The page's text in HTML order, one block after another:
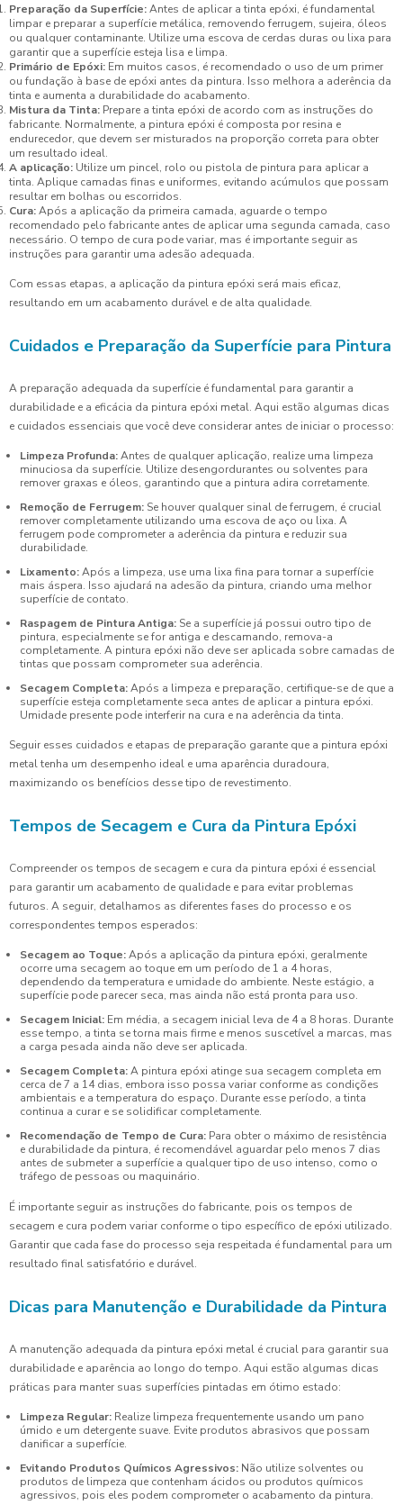
Preparação da Superfície:Antes de aplicar a tinta epóxi, é fundamental
limpar e preparar a superfície metálica, removendo ferrugem, sujeira, óleos
ou qualquer contaminante. Utilize uma escova de cerdas duras ou lixa para
garantir que a superfície esteja lisa e limpa.
Primário de Epóxi: Em muitos casos, é recomendado o uso de um primer
ou fundação à base de epóxi antes da pintura. Isso melhora a aderência da
tinta e aumenta a durabilidade do acabamento.
Mistura da Tinta: Prepare a tinta epóxi de acordo com as instruções do
fabricante. Normalmente, a pintura epóxi é composta por resina e
endurecedor, que devem ser misturados na proporção correta para obter
um resultado ideal.
A aplicação: Utilize um pincel, rolo ou pistola de pintura para aplicar a
tinta. Aplique camadas finas e uniformes, evitando acúmulos que possam
resultar em bolhas ou escorridos.
Cura:Após a aplicação da primeira camada, aguarde o tempo
recomendado pelo fabricante antes de aplicar uma segunda camada, caso
necessário. O tempo de cura pode variar, mas é importante seguir as
instruções para garantir uma adesão adequada.
Com essas etapas, a aplicação da pintura epóxi será mais eficaz,
resultando em um acabamento durável e de alta qualidade.
Cuidados e Preparação da Superfície para Pintura
A preparação adequada da superfície é fundamental para garantir a
durabilidade e a eficácia da pintura epóxi metal. Aqui estão algumas dicas
e cuidados essenciais que você deve considerar antes de iniciar o processo:
Limpeza Profunda:Antes de qualquer aplicação, realize uma limpeza
minuciosa da superfície. Utilize desengordurantes ou solventes para
remover graxas e óleos, garantindo que a pintura adira corretamente.
Remoção de Ferrugem: Se houver qualquer sinal de ferrugem, é crucial
remover completamente utilizando uma escova de aço ou lixa. A
ferrugem pode comprometer a aderência da pintura e reduzir sua
durabilidade.
Lixamento:Após a limpeza, use uma lixa fina para tornar a superfície
mais áspera. Isso ajudará na adesão da pintura, criando uma melhor
superfície de contato.
Raspagem de Pintura Antiga: Se a superfície já possui outro tipo de
pintura, especialmente se for antiga e descamando, remova-a
completamente. A pintura epóxi não deve ser aplicada sobre camadas de
tintas que possam comprometer sua aderência.
Secagem Completa:Após a limpeza e preparação, certifique-se de que a
superfície esteja completamente seca antes de aplicar a pintura epóxi.
Umidade presente pode interferir na cura e na aderência da tinta.
Seguir esses cuidados e etapas de preparação garante que a pintura epóxi
metal tenha um desempenho ideal e uma aparência duradoura,
maximizando os benefícios desse tipo de revestimento.
Tempos de Secagem e Cura da Pintura Epóxi
Compreender os tempos de secagem e cura da pintura epóxi é essencial
para garantir um acabamento de qualidade e para evitar problemas
futuros. A seguir, detalhamos as diferentes fases do processo e os
correspondentes tempos esperados:
Secagem ao Toque:Após a aplicação da pintura epóxi, geralmente
ocorre uma secagem ao toque em um período de 1 a 4 horas,
dependendo da temperatura e umidade do ambiente. Neste estágio, a
superfície pode parecer seca, mas ainda não está pronta para uso.
Secagem Inicial: Em média, a secagem inicial leva de 4 a 8 horas. Durante
esse tempo, a tinta se torna mais firme e menos suscetível a marcas, mas
a carga pesada ainda não deve ser aplicada.
Secagem Completa:A pintura epóxi atinge sua secagem completa em
cerca de 7 a 14 dias, embora isso possa variar conforme as condições
ambientais e a temperatura do espaço. Durante esse período, a tinta
continua a curar e se solidificar completamente.
Recomendação de Tempo de Cura: Para obter o máximo de resistência
e durabilidade da pintura, é recomendável aguardar pelo menos 7 dias
antes de submeter a superfície a qualquer tipo de uso intenso, como o
tráfego de pessoas ou maquinário.
É importante seguir as instruções do fabricante, pois os tempos de
secagem e cura podem variar conforme o tipo específico de epóxi utilizado.
Garantir que cada fase do processo seja respeitada é fundamental para um
resultado final satisfatório e durável.
Dicas para Manutenção e Durabilidade da Pintura
A manutenção adequada da pintura epóxi metal é crucial para garantir sua
durabilidade e aparência ao longo do tempo. Aqui estão algumas dicas
práticas para manter suas superfícies pintadas em ótimo estado:
Limpeza Regular: Realize limpeza frequentemente usando um pano
úmido e um detergente suave. Evite produtos abrasivos que possam
danificar a superfície.
Evitando Produtos Químicos Agressivos: Não utilize solventes ou
produtos de limpeza que contenham ácidos ou produtos químicos
agressivos, pois eles podem comprometer o acabamento da pintura.